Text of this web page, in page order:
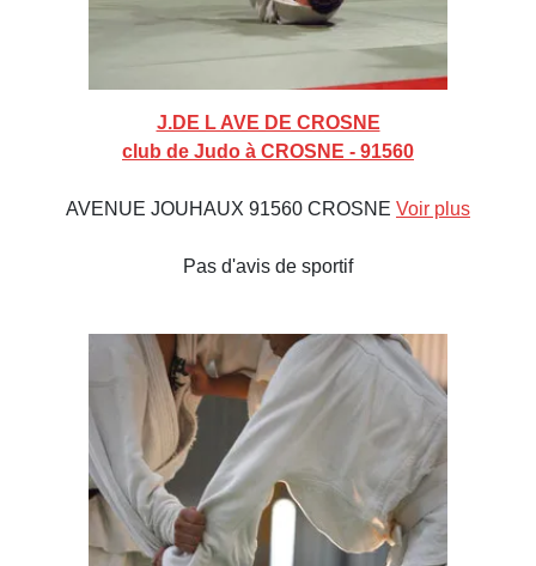
J.DE L AVE DE CROSNE
club de Judo à CROSNE - 91560
AVENUE JOUHAUX 91560 CROSNE Voir plus
Pas d'avis de sportif